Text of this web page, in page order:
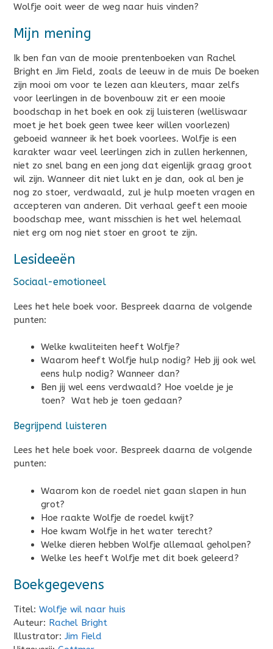
Wolfje ooit weer de weg naar huis vinden?
Mijn mening
Ik ben fan van de mooie prentenboeken van Rachel
Bright en Jim Field, zoals de leeuw in de muis De boeken
zijn mooi om voor te lezen aan kleuters, maar zelfs
voor leerlingen in de bovenbouw zit er een mooie
boodschap in het boek en ook zij luisteren (welliswaar
moet je het boek geen twee keer willen voorlezen)
geboeid wanneer ik het boek voorlees. Wolfje is een
karakter waar veel leerlingen zich in zullen herkennen,
niet zo snel bang en een jong dat eigenlijk graag groot
wil zijn. Wanneer dit niet lukt en je dan, ook al ben je
nog zo stoer, verdwaald, zul je hulp moeten vragen en
accepteren van anderen. Dit verhaal geeft een mooie
boodschap mee, want misschien is het wel helemaal
niet erg om nog niet stoer en groot te zijn.
Lesideeën
Sociaal-emotioneel
Lees het hele boek voor. Bespreek daarna de volgende
punten:
Welke kwaliteiten heeft Wolfje?
Waarom heeft Wolfje hulp nodig? Heb jij ook wel
eens hulp nodig? Wanneer dan?
Ben jij wel eens verdwaald? Hoe voelde je je
toen? Wat heb je toen gedaan?
Begrijpend luisteren
Lees het hele boek voor. Bespreek daarna de volgende
punten:
Waarom kon de roedel niet gaan slapen in hun
grot?
Hoe raakte Wolfje de roedel kwijt?
Hoe kwam Wolfje in het water terecht?
Welke dieren hebben Wolfje allemaal geholpen?
Welke les heeft Wolfje met dit boek geleerd?
Boekgegevens
Titel: Wolfje wil naar huis
Auteur: Rachel Bright
Illustrator: Jim Field